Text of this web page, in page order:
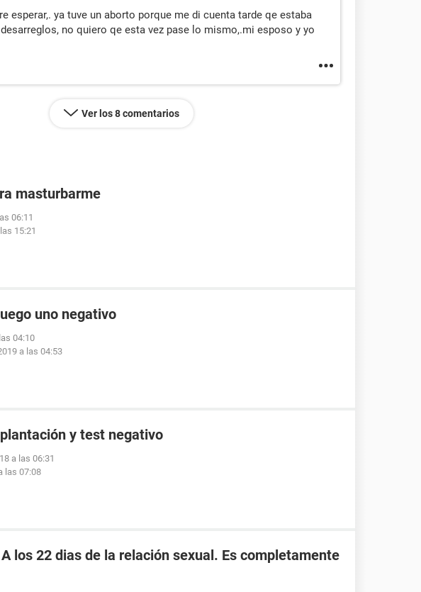
esperar,. ya tuve un aborto porque me di cuenta tarde qe estaba
no quiero qe esta vez pase lo mismo,.mi esposo y yo
Ver los 8 comentarios
masturbarme
06:11
15:21
uno negativo
04:10
a las 04:53
y test negativo
a las 06:31
las 07:08
los 22 dias de la relación sexual. Es completamente